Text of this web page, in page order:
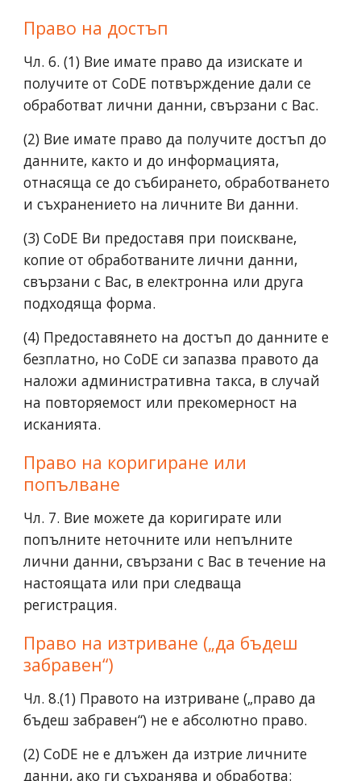
Право на достъп
Чл. 6. (1) Вие имате право да изискате и
получите от CoDE потвърждение дали се
обработват лични данни, свързани с Вас.
(2) Вие имате право да получите достъп до
данните, както и до информацията,
отнасяща се до събирането, обработването
и съхранението на личните Ви данни.
(3) CoDE Ви предоставя при поискване,
копие от обработваните лични данни,
свързани с Вас, в електронна или друга
подходяща форма.
(4) Предоставянето на достъп до данните е
безплатно, но CoDE си запазва правото да
наложи административна такса, в случай
на повторяемост или прекомерност на
исканията.
Право на коригиране или
попълване
Чл. 7. Вие можете да коригирате или
попълните неточните или непълните
лични данни, свързани с Вас в течение на
настоящата или при следваща
регистрация.
Право на изтриване („да бъдеш
забравен“)
Чл. 8.(1) Правото на изтриване („право да
бъдеш забравен“) не е абсолютно право.
(2) CoDE не е длъжен да изтрие личните
данни, ако ги съхранява и обработва: